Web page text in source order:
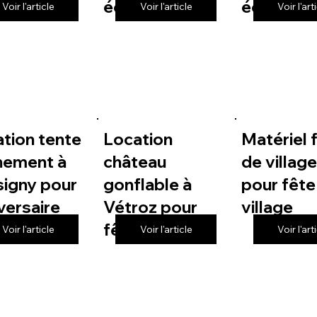
village
Voir l'article
écoleVoir l'article
écoleVoir
tente
à
pour
Voir l'article
Location
château
gonflable à
Vétroz pour
fête de village
Voir l'article
Matériel
de
pour
village
Voir